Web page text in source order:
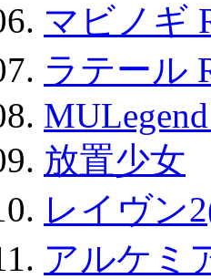
マビノギ
ラテール
放置少女
レイヴン
アルケミ